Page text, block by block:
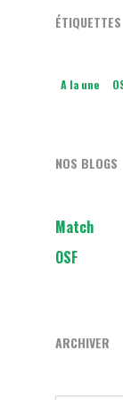
ÉTIQUETTES
A la une
NOS BLOGS
Match
OSF
ARCHIVER